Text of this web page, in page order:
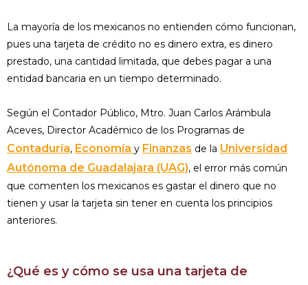
La mayoría de los mexicanos no entienden cómo funcionan,
pues una tarjeta de crédito no es dinero extra, es dinero
prestado, una cantidad limitada, que debes pagar a una
entidad bancaria en un tiempo determinado.
Según el Contador Público, Mtro. Juan Carlos Arámbula
Aceves, Director Académico de los Programas de
Contaduría, Economía y Finanzas de la Universidad
Autónoma de Guadalajara (UAG), el error más común
que comenten los mexicanos es gastar el dinero que no
tienen y usar la tarjeta sin tener en cuenta los principios
anteriores.
¿Qué es y cómo se usa una tarjeta de